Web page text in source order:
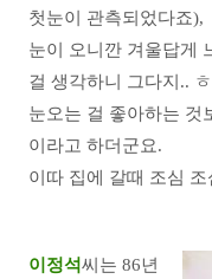
첫눈이 관측되었다죠),
눈이 오니깐 겨울답게
걸 생각하니 그다지..
눈오는 걸 좋아하는 것
이라고 하더군요.
이따 집에 갈때 조심
이정석씨는 86년